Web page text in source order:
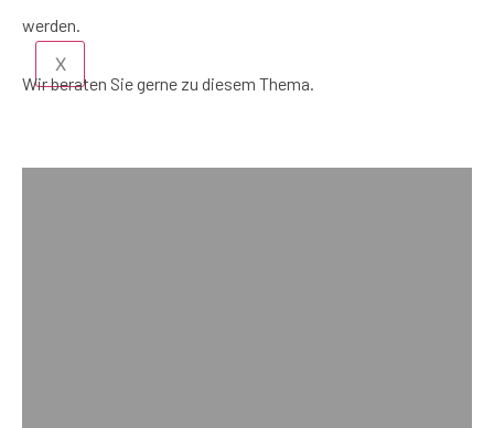
X
werden.
Wir beraten Sie gerne zu diesem Thema.